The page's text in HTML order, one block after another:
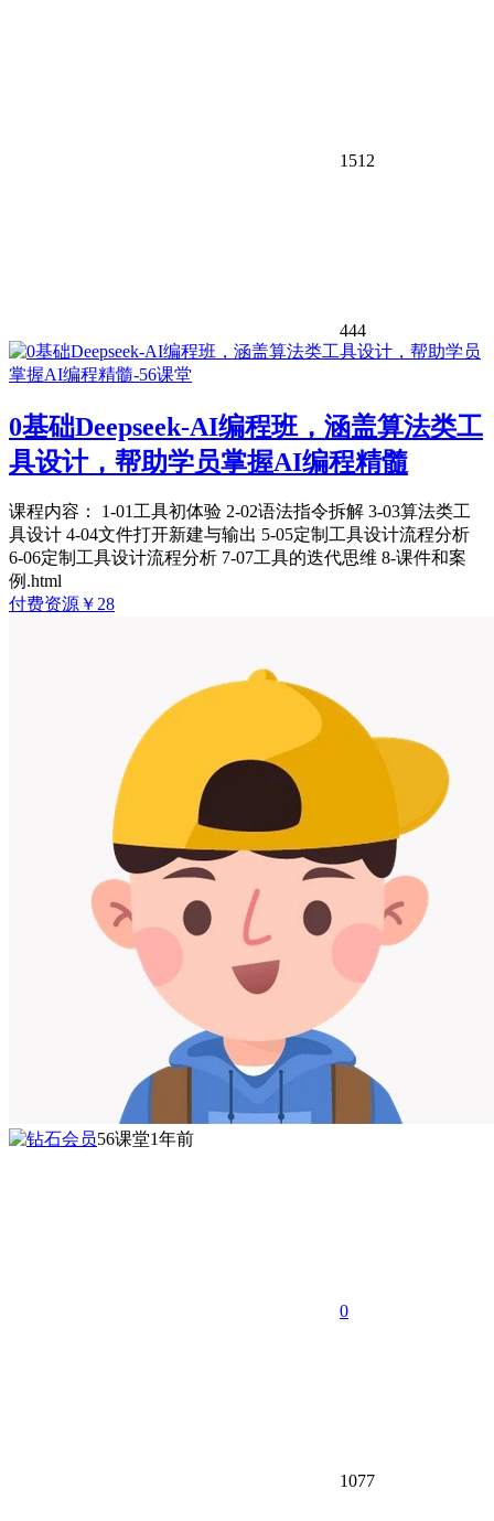
1512
444
0基础Deepseek-AI编程班，涵盖算法类工
具设计，帮助学员掌握AI编程精髓
课程内容： 1-01工具初体验 2-02语法指令拆解 3-03算法类工
具设计 4-04文件打开新建与输出 5-05定制工具设计流程分析
6-06定制工具设计流程分析 7-07工具的迭代思维 8-课件和案
例.html
付费资源 ￥28
56课堂1年前
0
1077